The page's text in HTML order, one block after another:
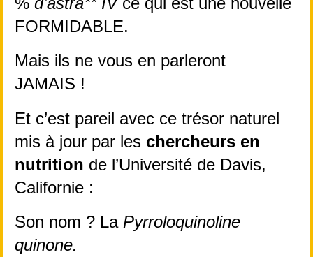
FORMIDABLE.
Mais ils ne vous en parleront
JAMAIS !
Et c’est pareil avec ce trésor naturel
mis à jour par les chercheurs en
nutrition de l’Université de Davis,
Californie :
Son nom ? La Pyrroloquinoline
quinone.